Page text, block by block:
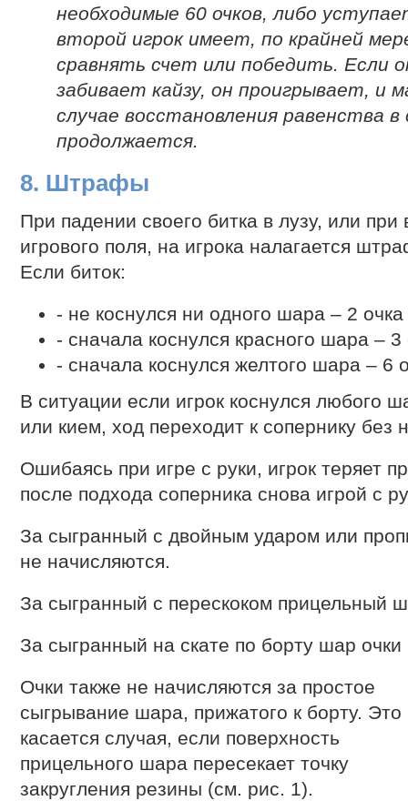
необходимые 60 очков, либо
второй игрок имеет, по крайней
сравнять счет или победить. Если
забивает кайзу, он проигрывает, и
случае восстановления равенства в
продолжается.
8. Штрафы
При падении своего битка в лузу, или
игрового поля, на игрока налагается
Если биток:
- не коснулся ни одного шара – 2 очка
- сначала коснулся красного шара – 3
- сначала коснулся желтого шара – 6
В ситуации если игрок коснулся любого
или кием, ход переходит к сопернику
Ошибаясь при игре с руки, игрок теряет
после подхода соперника снова игрой с
За сыгранный с двойным ударом или
не начисляются.
За сыгранный с перескоком прицельный
За сыгранный на скате по борту шар
Очки также не начисляются за простое
сыгрывание шара, прижатого к борту. Это
касается случая, если поверхность
прицельного шара пересекает точку
закругления резины (см. рис. 1).